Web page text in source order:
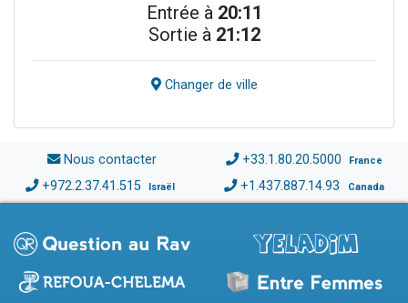
Entrée à 20:11
Sortie à 21:12
Changer de ville
Nous contacter +33.1.80.20.5000 France
+972.2.37.41.515 Israël +1.437.887.14.93 Canada